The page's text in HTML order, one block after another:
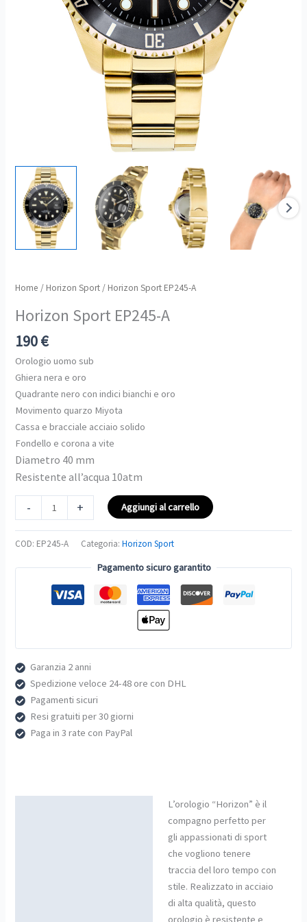
Home / Horizon Sport / Horizon Sport EP245-A
Horizon Sport EP245-A
190€
Orologio uomo sub
Ghiera nera e oro
Quadrante nero con indici bianchi e oro
Movimento quarzo Miyota
Cassa e bracciale acciaio solido
Fondello e corona a vite
Diametro 40 mm
Resistente all’acqua 10atm
-
Horizon
EP245-
A
+ Aggiungi al carrello
COD: EP245-A Categoria:Horizon Sport
Pagamento sicuro garantito
Garanzia 2 anni
Spedizione veloce 24-48 ore con DHL
Pagamenti sicuri
Resi gratuiti per 30 giorni
Paga in 3 rate con PayPal
L’orologio “Horizon” è il
compagno perfetto per
gli appassionati di sport
che vogliono tenere
traccia del loro tempo con
stile. Realizzato in acciaio
di alta qualità, questo
orologio è resistente e